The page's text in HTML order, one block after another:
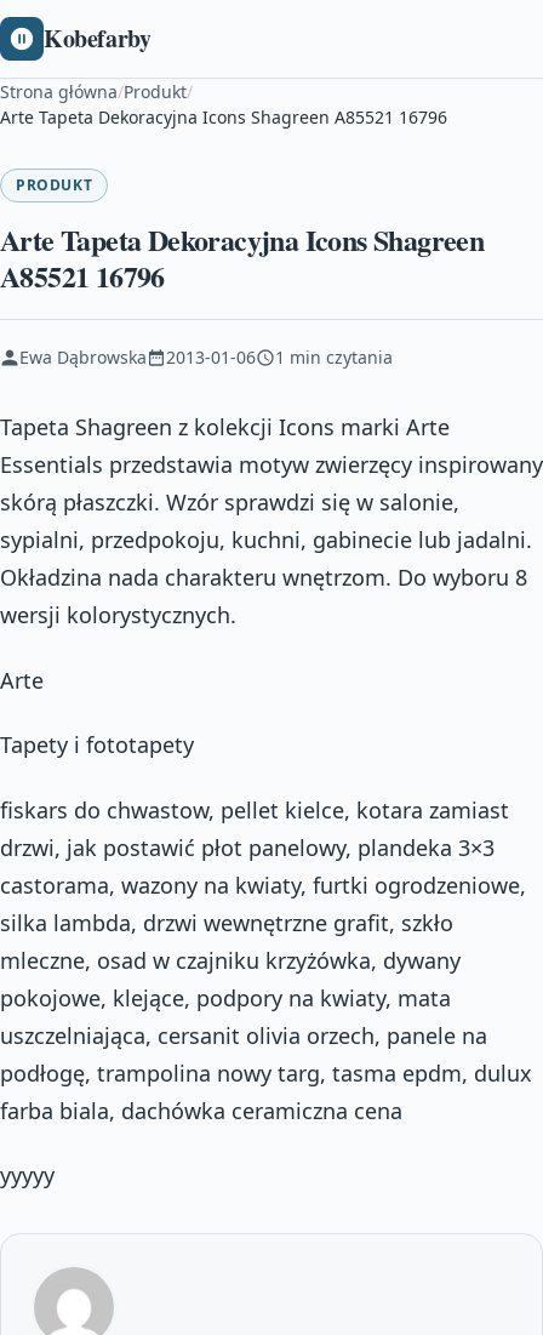
Kobefarby
Strona główna/Produkt/
Arte Tapeta Dekoracyjna Icons Shagreen A85521 16796
PRODUKT
Arte Tapeta Dekoracyjna Icons Shagreen
A85521 16796
Ewa Dąbrowska 2013-01-06 1 min czytania
Tapeta Shagreen z kolekcji Icons marki Arte
Essentials przedstawia motyw zwierzęcy inspirowany
skórą płaszczki. Wzór sprawdzi się w salonie,
sypialni, przedpokoju, kuchni, gabinecie lub jadalni.
Okładzina nada charakteru wnętrzom. Do wyboru 8
wersji kolorystycznych.
Arte
Tapety i fototapety
fiskars do chwastow, pellet kielce, kotara zamiast
drzwi, jak postawić płot panelowy, plandeka 3×3
castorama, wazony na kwiaty, furtki ogrodzeniowe,
silka lambda, drzwi wewnętrzne grafit, szkło
mleczne, osad w czajniku krzyżówka, dywany
pokojowe, klejące, podpory na kwiaty, mata
uszczelniająca, cersanit olivia orzech, panele na
podłogę, trampolina nowy targ, tasma epdm, dulux
farba biala, dachówka ceramiczna cena
yyyyy